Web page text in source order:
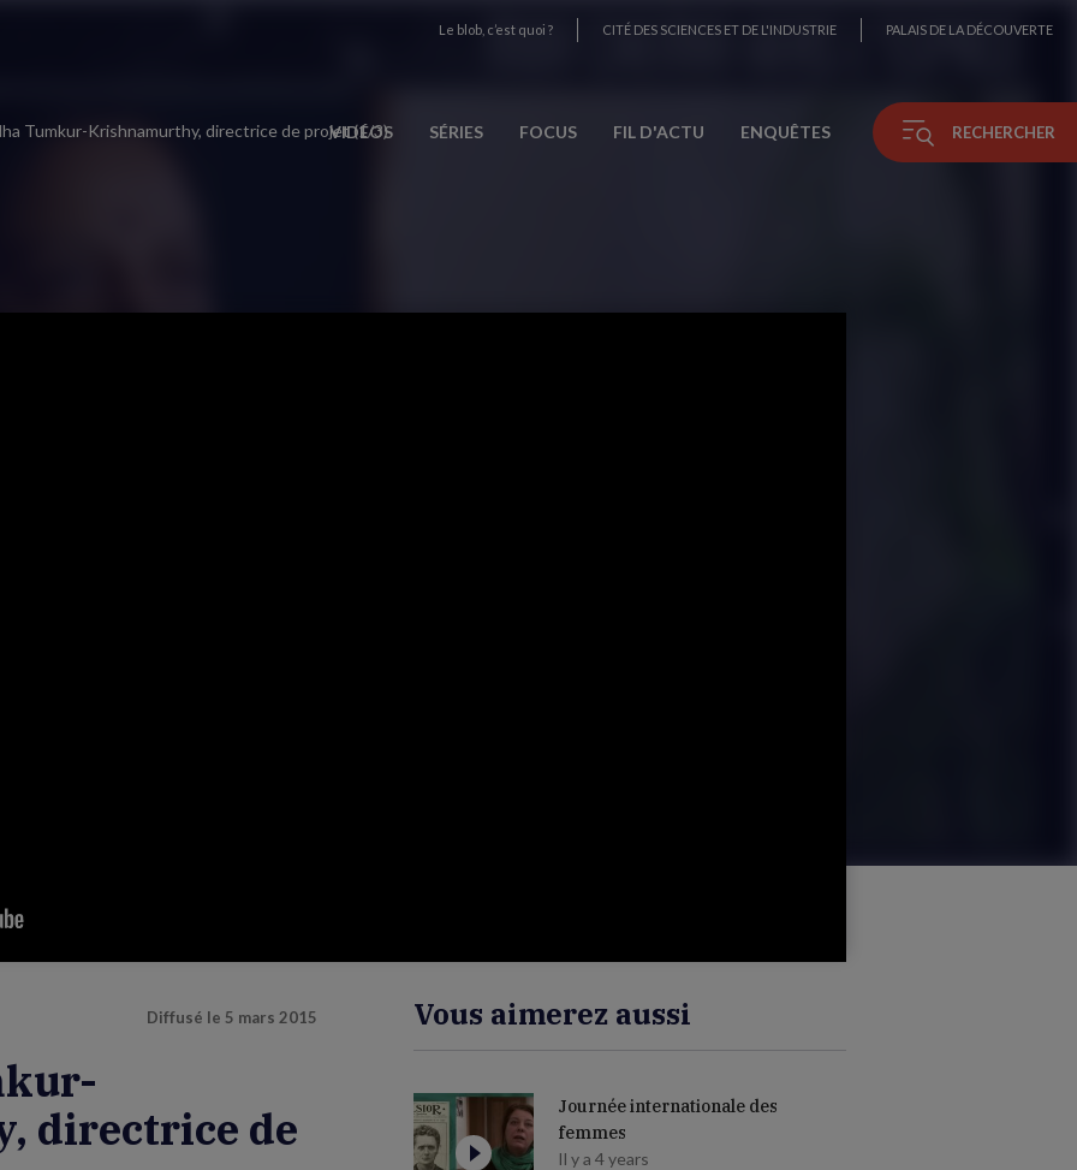
Le blob, c’est quoi ? CITÉ DES SCIENCES ET DE L'INDUSTRIE PALAIS DE LA DÉCOUVERTE
VIDÉOS SÉRIES FOCUS FIL D'ACTU ENQUÊTES RECHERCHER
Tumkur-Krishnamurthy, directrice de projet (1/3)
Diffusé le 5 mars 2015
directrice de
Vous aimerez aussi
Journée internationale des
femmes
Il y a 4 years